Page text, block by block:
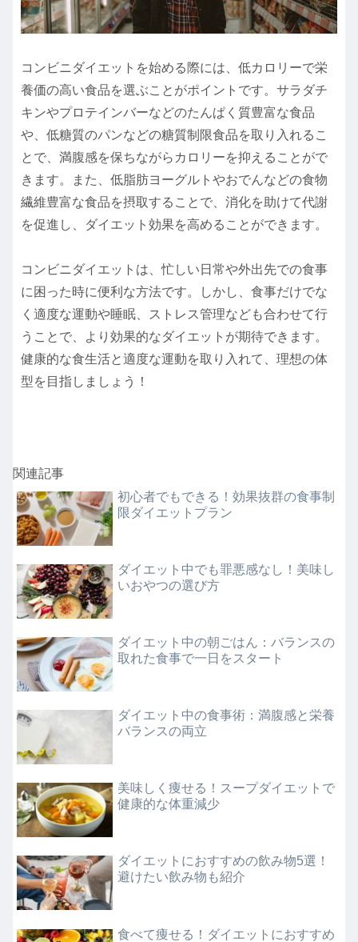
コンビニダイエットを始める際には、低カロリーで栄
養価の高い食品を選ぶことがポイントです。サラダチ
キンやプロテインバーなどのたんぱく質豊富な食品
や、低糖質のパンなどの糖質制限食品を取り入れるこ
とで、満腹感を保ちながらカロリーを抑えることがで
きます。また、低脂肪ヨーグルトやおでんなどの食物
繊維豊富な食品を摂取することで、消化を助けて代謝
を促進し、ダイエット効果を高めることができます。
コンビニダイエットは、忙しい日常や外出先での食事
に困った時に便利な方法です。しかし、食事だけでな
く適度な運動や睡眠、ストレス管理なども合わせて行
うことで、より効果的なダイエットが期待できます。
健康的な食生活と適度な運動を取り入れて、理想の体
型を目指しましょう！
関連記事
初心者でもできる！効果抜群の食事制
限ダイエットプラン
ダイエット中でも罪悪感なし！美味し
いおやつの選び方
ダイエット中の朝ごはん：バランスの
取れた食事で一日をスタート
ダイエット中の食事術：満腹感と栄養
バランスの両立
美味しく痩せる！スープダイエットで
健康的な体重減少
ダイエットにおすすめの飲み物5選！
避けたい飲み物も紹介
食べて痩せる！ダイエットにおすすめ